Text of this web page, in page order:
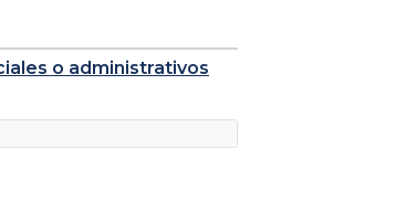
o administrativos